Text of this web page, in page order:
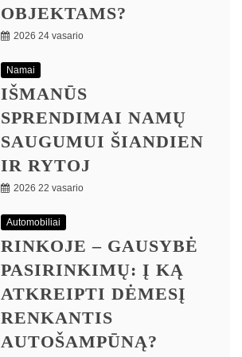
OBJEKTAMS?
2026 24 vasario
Namai
IŠMANŪS
SPRENDIMAI NAMŲ
SAUGUMUI ŠIANDIEN
IR RYTOJ
2026 22 vasario
Automobiliai
RINKOJE – GAUSYBĖ
PASIRINKIMŲ: Į KĄ
ATKREIPTI DĖMESĮ
RENKANTIS
AUTOŠAMPŪNĄ?